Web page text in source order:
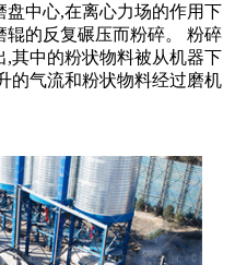
盘中心,在离心力场的作用下
的反复碾压而粉碎。 粉碎
,其中的粉状物料被从机器下
的气流和粉状物料经过磨机